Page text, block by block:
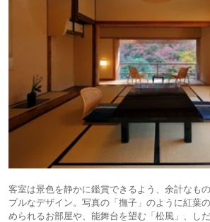
客室は景色を静かに鑑賞できるよう、余計なも
プルなデザイン。写真の「撫子」のように紅葉
められるお部屋や、能舞台を望む「松風」、し